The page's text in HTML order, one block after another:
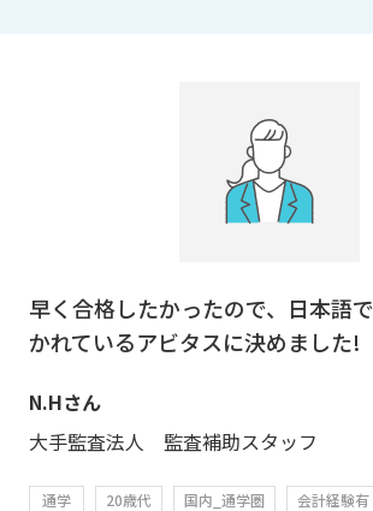
早く合格したかったので、日本語
かれているアビタスに決めました!
N.Hさん
大手監査法人 監査補助スタッフ
通学 20歳代 国内_通学圏 会計経験有